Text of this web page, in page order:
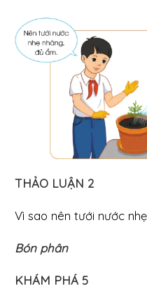
THẢO LUẬN 2
Vì sao nên tưới nước
Bón phân
KHÁM PHÁ 5